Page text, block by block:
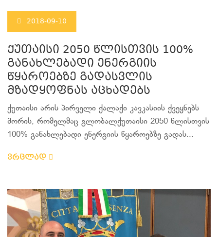
2018-09-10
ქუთაისი 2050 წლისთვის 100%
განახლებადი ენერგიის
წყაროებზე გადასვლის
მზადყოფნას აცხადებს
ქუთაისი არის პირველი ქალაქი კავკასიის ქვეყნებს
შორის, რომელმაც გლობალქუთაისი 2050 წლისთვის
100% განახლებადი ენერგიის წყაროებზე გადას...
ვრცლად